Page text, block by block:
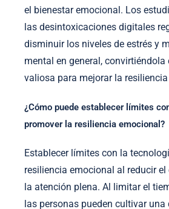
el bienestar emocional. Los
las desintoxicaciones digitales
disminuir los niveles de estrés y
mental en general, convirtiéndola
valiosa para mejorar la
¿Cómo puede establecer límites
promover la resiliencia emocional?
Establecer límites con la
resiliencia emocional al reducir
la atención plena. Al limitar el
las personas pueden cultivar